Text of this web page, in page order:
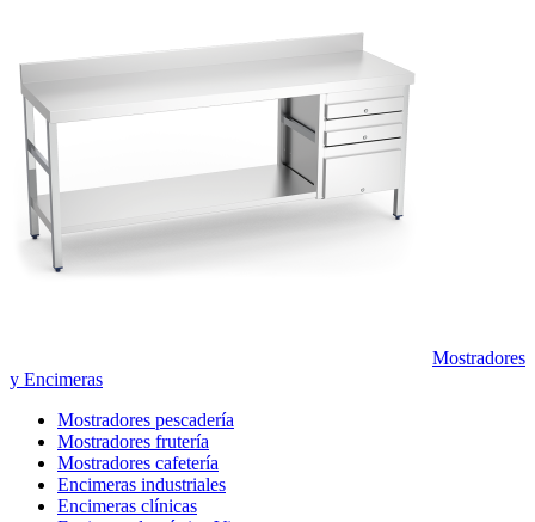
Mostradores
y Encimeras
Mostradores pescadería
Mostradores frutería
Mostradores cafetería
Encimeras industriales
Encimeras clínicas